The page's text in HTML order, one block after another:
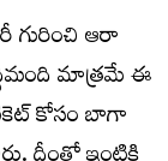
గురించి ఆరా
మాత్రమే ఈ
కోసం బాగా